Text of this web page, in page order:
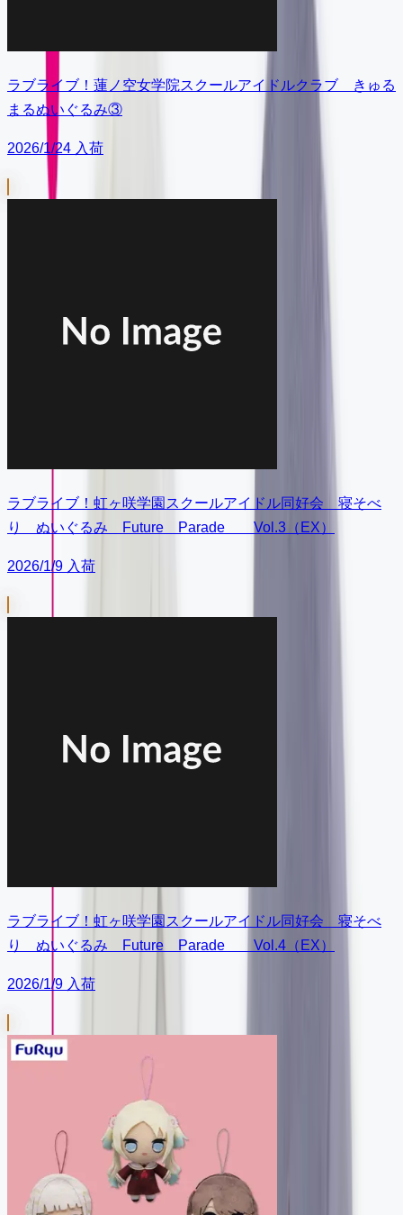
ラブライブ！蓮ノ空女学院スクールアイドルクラブ きゅる
まるぬいぐるみ③
2026/1/24 入荷
ラブライブ！虹ヶ咲学園スクールアイドル同好会 寝そべ
り ぬいぐるみ Future Parade Vol.3（EX）
2026/1/9 入荷
ラブライブ！虹ヶ咲学園スクールアイドル同好会 寝そべ
り ぬいぐるみ Future Parade Vol.4（EX）
2026/1/9 入荷